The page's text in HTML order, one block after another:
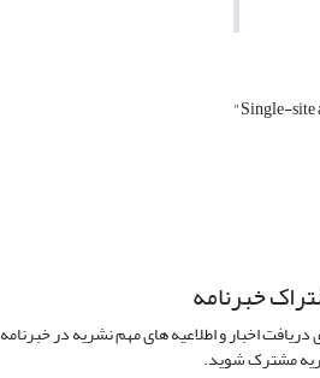
"Single-site
خبرنامه
دریافت اخبار و اطلاعیه های مهم نشریه در خبرنامه
مشترک شوید.